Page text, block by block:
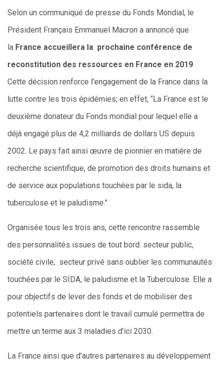
Selon un communiqué de presse du Fonds Mondial, le
Président Français Emmanuel Macron a annoncé que
la France accueillera la prochaine conférence de
reconstitution des ressources en France en 2019.
Cette décision renforce l’engagement de la France dans la
lutte contre les trois épidémies; en effet, “La France est le
deuxième donateur du Fonds mondial pour lequel elle a
déjà engagé plus de 4,2 milliards de dollars US depuis
2002. Le pays fait ainsi œuvre de pionnier en matière de
recherche scientifique, de promotion des droits humains et
de service aux populations touchées par le sida, la
tuberculose et le paludisme.”
Organisée tous les trois ans, cette rencontre rassemble
des personnalités issues de tout bord: secteur public,
société civile, secteur privé sans oublier les communautés
touchées par le SIDA, le paludisme et la Tuberculose. Elle a
pour objectifs de lever des fonds et de mobiliser des
potentiels partenaires dont le travail cumulé permettra de
mettre un terme aux 3 maladies d’ici 2030.
La France ainsi que d’autres partenaires au développement